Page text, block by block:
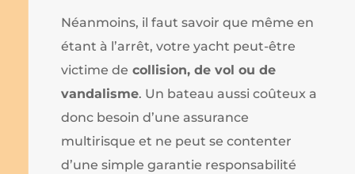
Néanmoins, il faut savoir que même en
étant à l’arrêt, votre yacht peut-être
victime de collision, de vol ou de
vandalisme. Un bateau aussi coûteux a
donc besoin d’une assurance
multirisque et ne peut se contenter
d’une simple garantie responsabilité